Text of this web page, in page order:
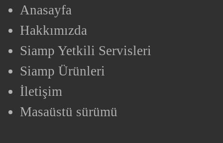
Anasayfa
Hakkımızda
Siamp Yetkili Servisleri
Siamp Ürünleri
İletişim
Masaüstü sürümü